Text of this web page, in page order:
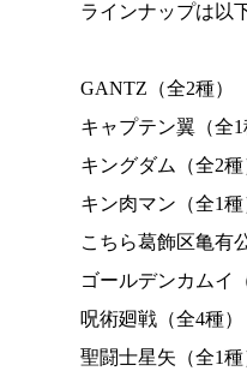
ラインナップは以
GANTZ（全2種）
キャプテン翼（全1
キングダム（全2種
キン肉マン（全1種
こちら葛飾区亀有
ゴールデンカムイ
呪術廻戦（全4種）
聖闘士星矢（全1種